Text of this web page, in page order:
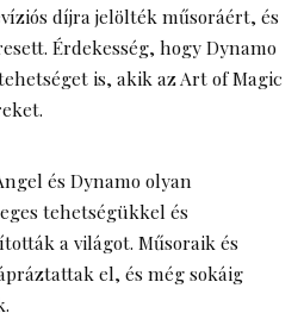
díjra jelölték műsoráért, és
Érdekesség, hogy Dynamo
is, akik az Art of Magic
és Dynamo olyan
tehetségükkel és
a világot. Műsoraik és
el, és még sokáig